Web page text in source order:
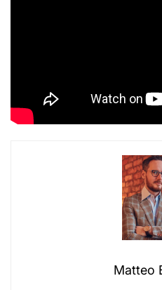
Matteo